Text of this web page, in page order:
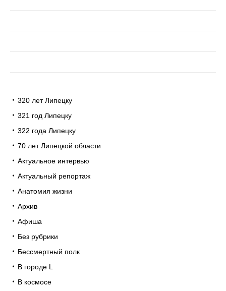
320 лет Липецку
321 год Липецку
322 года Липецку
70 лет Липецкой области
Актуальное интервью
Актуальный репортаж
Анатомия жизни
Архив
Афиша
Без рубрики
Бессмертный полк
В городе L
В космосе